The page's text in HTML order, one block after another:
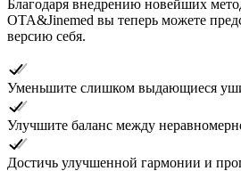
Благодаря внедрению новейших
OTA&Jinemed вы теперь можете
версию себя.
Уменьшите слишком выдающиеся
Улучшите баланс между
Достичь улучшенной гармонии и